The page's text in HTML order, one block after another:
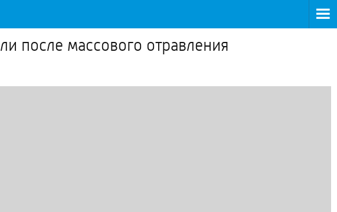
после массового отравления